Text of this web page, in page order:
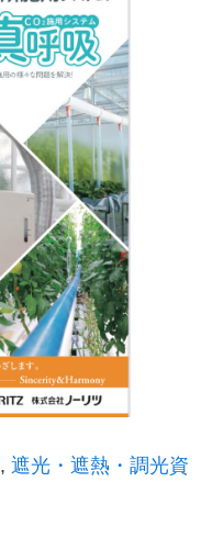
, 遮光・遮熱・調光資